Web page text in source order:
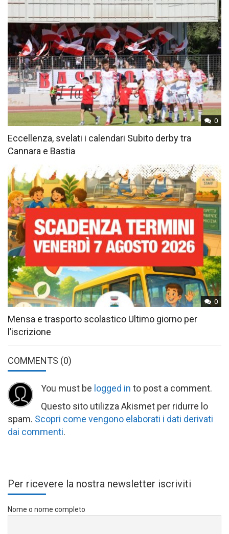
0
Eccellenza, svelati i calendari Subito derby tra
Cannara e Bastia
0
Mensa e trasporto scolastico Ultimo giorno per
l’iscrizione
COMMENTS (0)
You must be logged in to post a comment.
Questo sito utilizza Akismet per ridurre lo
spam. Scopri come vengono elaborati i dati derivati
dai commenti.
Per ricevere la nostra newsletter iscriviti
Nome o nome completo